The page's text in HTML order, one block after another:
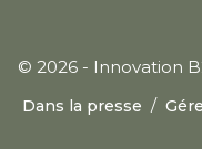
© 2026 - Innovation
Dans la presse /